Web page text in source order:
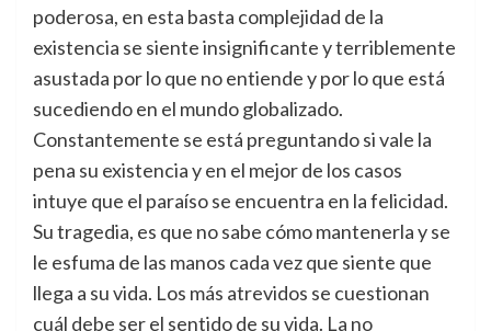
poderosa, en esta basta complejidad de la
existencia se siente insignificante y terriblemente
asustada por lo que no entiende y por lo que está
sucediendo en el mundo globalizado.
Constantemente se está preguntando si vale la
pena su existencia y en el mejor de los casos
intuye que el paraíso se encuentra en la felicidad.
Su tragedia, es que no sabe cómo mantenerla y se
le esfuma de las manos cada vez que siente que
llega a su vida. Los más atrevidos se cuestionan
cuál debe ser el sentido de su vida. La no